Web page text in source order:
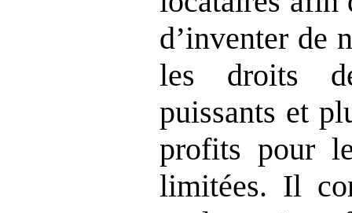
d’inventer de
les droits
puissants et
profits pour
limitées. Il